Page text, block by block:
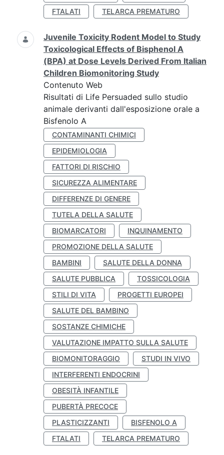
FTALATI
TELARCA PREMATURO
Juvenile Toxicity Rodent Model to Study
Toxicological Effects of Bisphenol A
(BPA) at Dose Levels Derived From Italian
Children Biomonitoring Study
Contenuto Web
Risultati di Life Persuaded sullo studio
animale derivanti dall'esposizione orale a
Bisfenolo A
CONTAMINANTI CHIMICI
EPIDEMIOLOGIA
FATTORI DI RISCHIO
SICUREZZA ALIMENTARE
DIFFERENZE DI GENERE
TUTELA DELLA SALUTE
BIOMARCATORI
INQUINAMENTO
PROMOZIONE DELLA SALUTE
BAMBINI
SALUTE DELLA DONNA
SALUTE PUBBLICA
TOSSICOLOGIA
STILI DI VITA
PROGETTI EUROPEI
SALUTE DEL BAMBINO
SOSTANZE CHIMICHE
VALUTAZIONE IMPATTO SULLA SALUTE
BIOMONITORAGGIO
STUDI IN VIVO
INTERFERENTI ENDOCRINI
OBESITÀ INFANTILE
PUBERTÀ PRECOCE
PLASTICIZZANTI
BISFENOLO A
FTALATI
TELARCA PREMATURO